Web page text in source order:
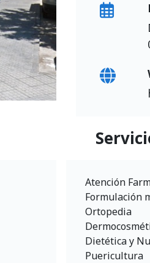
Atención
Formulación
Ortopedia
Dietética y
Puericultura